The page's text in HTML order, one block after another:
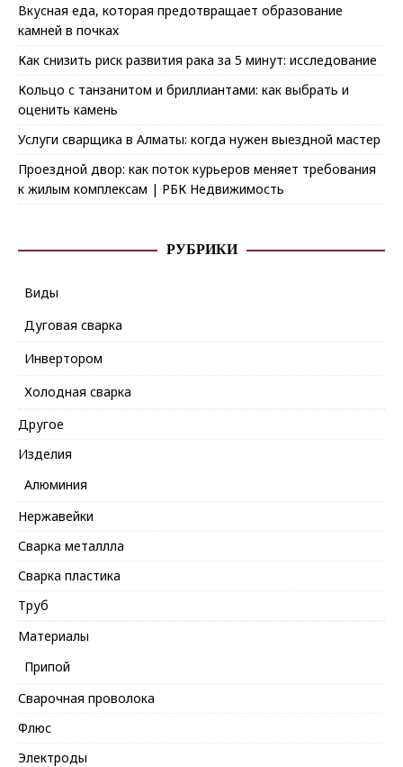
Вкусная еда, которая предотвращает образование
камней в почках
Как снизить риск развития рака за 5 минут: исследование
Кольцо с танзанитом и бриллиантами: как выбрать и
оценить камень
Услуги сварщика в Алматы: когда нужен выездной мастер
Проездной двор: как поток курьеров меняет требования
к жилым комплексам | РБК Недвижимость
РУБРИКИ
Виды
Дуговая сварка
Инвертором
Холодная сварка
Другое
Изделия
Алюминия
Нержавейки
Сварка металлла
Сварка пластика
Труб
Материалы
Припой
Сварочная проволока
Флюс
Электроды